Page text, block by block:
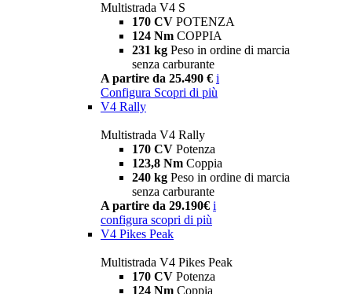
Multistrada V4 S
170 CV POTENZA
124 Nm COPPIA
231 kg Peso in ordine di marcia
senza carburante
A partire da 25.490 € i
Configura Scopri di più
V4 Rally
Multistrada V4 Rally
170 CV Potenza
123,8 Nm Coppia
240 kg Peso in ordine di marcia
senza carburante
A partire da 29.190€ i
configura scopri di più
V4 Pikes Peak
Multistrada V4 Pikes Peak
170 CV Potenza
124 Nm Coppia